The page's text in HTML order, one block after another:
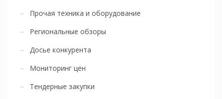
Прочая техника и оборудование
Региональные обзоры
Досье конкурента
Мониторинг цен
Тендерные закупки